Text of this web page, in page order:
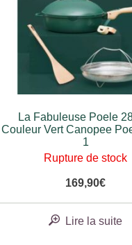
La Fabuleuse Poele
Couleur Vert Canopee
1
Rupture de stock
169,90€
Lire la suite